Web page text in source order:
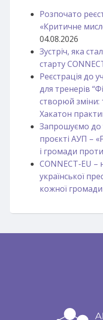
Розпочато
«Критичне
04.08.2026
Зустріч, яка
старту
Реєстрація до
для тренерів
створюй зміни:
Хакатон
Запрошуємо до
проєкті АУП –
і громади
CONNECT-EU –
української
кожної громади